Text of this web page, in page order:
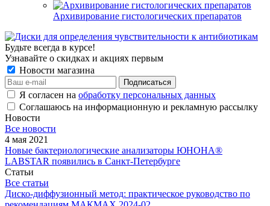
Архивирование гистологических препаратов
Будьте всегда в курсе!
Узнавайте о скидках и акциях первым
Новости магазина
Я согласен на обработку персональных данных
Соглашаюсь на информационную и рекламную рассылку
Новости
Все новости
4 мая 2021
Новые бактериологические анализаторы ЮНОНА®
LABSTAR появились в Санкт-Петербурге
Статьи
Все статьи
Диско-диффузионный метод: практическое руководство по